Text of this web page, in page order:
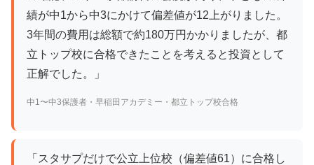
績が中1から中3にかけて偏差値が12上がりました。
3年間の費用は総額で約180万円かかりましたが、都
立トップ校に合格できたことを考えると投資として
正解でした。」
中1〜中3保護者・早稲田アカデミー・都立トップ校合格
「スタサプだけで公立上位校（偏差値61）に合格し